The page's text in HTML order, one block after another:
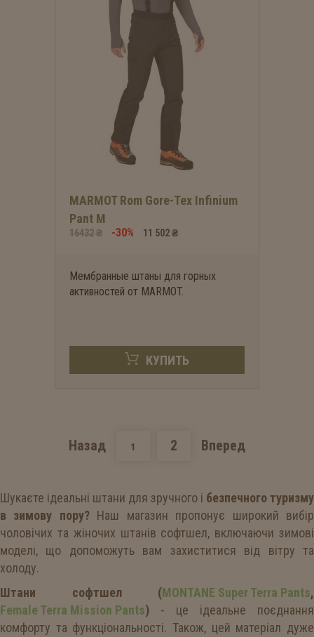
MARMOT Rom Gore-Tex Infinium
Pant M
16432 ₴ -30% 11 502 ₴
Мембранные штаны для горных
активностей от MARMOT.
КУПИТЬ
Назад 1 2 Вперед
Шукаєте ідеальні штани для зручного і безпечного туризму
в зимову пору?Наш магазин пропонує широкий вибір
чоловічих та жіночих штанів софтшел, включаючи зимові
моделі, що допоможуть вам захиститися від вітру та
холоду.
Штани софтшел (MONTANE Super Terra Pants,
Female Terra Mission Pants) - це ідеальне поєднання
комфорту та функціональності. Також, цей матеріал дуже